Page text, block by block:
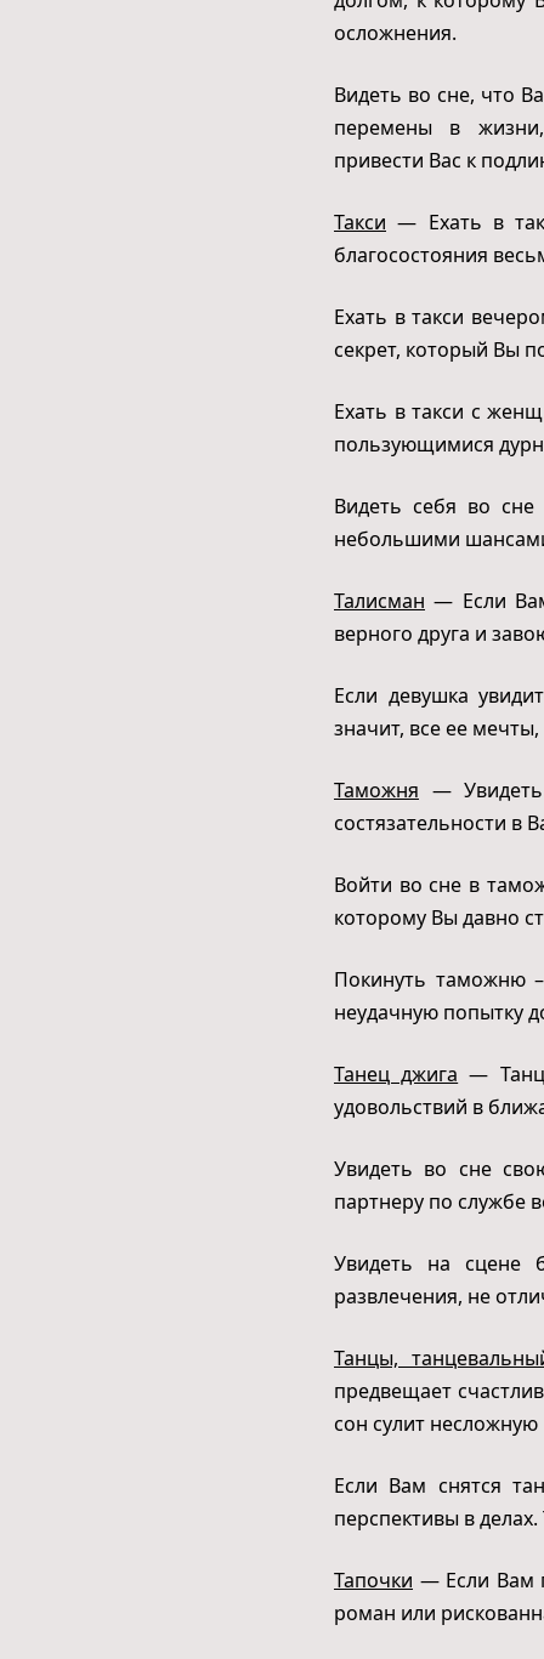
осложнения.
Видеть во сне, что
перемены в жизни,
привести Вас к
Такси — Ехать в
благосостояния
Ехать в такси
секрет, который Вы
Ехать в такси с
пользующимися
Видеть себя во
небольшими
Талисман — Если
верного друга и
Если девушка
значит, все ее
Таможня —
состязательности в
Войти во сне в
которому Вы давно
Покинуть таможню
неудачную попытку
Танец джига —
удовольствий в
Увидеть во сне
партнеру по службе
Увидеть на сцене
развлечения, не
Танцы,
предвещает
сон сулит несложную
Если Вам снятся
перспективы в
Тапочки — Если Вам
роман или